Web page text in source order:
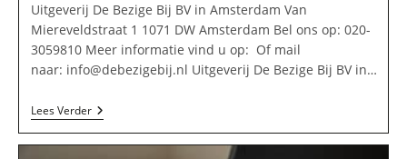
Uitgeverij De Bezige Bij BV in Amsterdam Van
Miereveldstraat 1 1071 DW Amsterdam Bel ons op: 020-
3059810 Meer informatie vind u op: Of mail
naar: info@debezigebij.nl Uitgeverij De Bezige Bij BV in…
Lees VerderUitgeverij
De